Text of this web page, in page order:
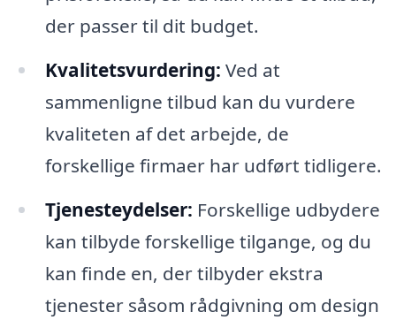
der passer til dit budget.
Kvalitetsvurdering: Ved at
sammenligne tilbud kan du vurdere
kvaliteten af det arbejde, de
forskellige firmaer har udført tidligere.
Tjenesteydelser: Forskellige udbydere
kan tilbyde forskellige tilgange, og du
kan finde en, der tilbyder ekstra
tjenester såsom rådgivning om design